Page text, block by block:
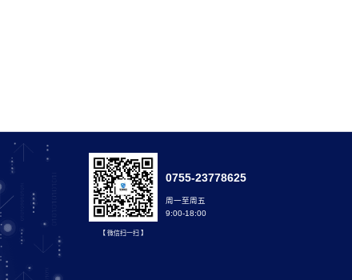
【 微信扫一扫 】
0755-23778625
周一至周五
9:00-18:00